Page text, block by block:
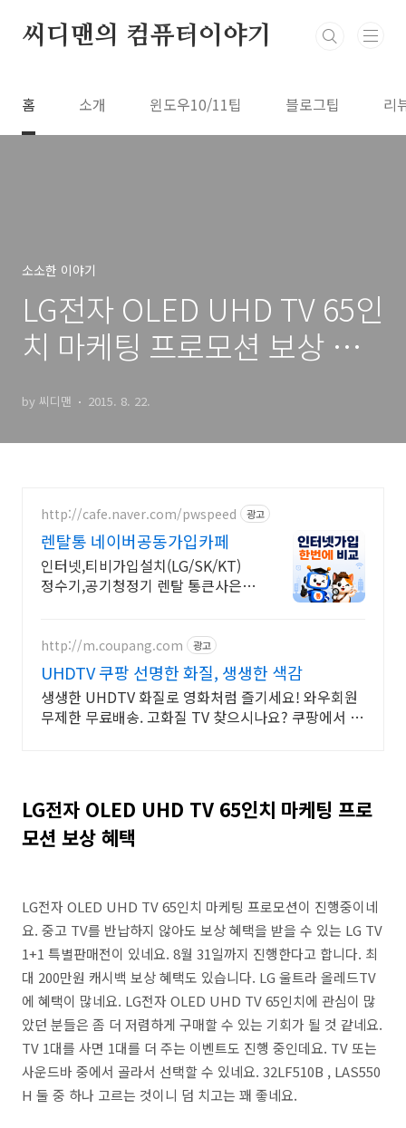
씨디맨의 컴퓨터이야기
홈 소개 윈도우10/11팁 블로그팁 리
소소한 이야기
LG전자 OLED UHD TV 65인
치 마케팅 프로모션 보상 혜
by 씨디맨 2015. 8. 22.
http://cafe.naver.com/pwspeed 광고
렌탈통 네이버공동가입카페
인터넷,티비가입설치(LG/SK/KT)
정수기,공기청정기 렌탈 통큰사은품
http://m.coupang.com 광고
UHDTV 쿠팡 선명한 화질, 생생한 색감
생생한 UHDTV 화질로 영화처럼 즐기세요! 와우회원
무제한 무료배송. 고화질 TV 찾으시나요? 쿠팡에서 탁
LG전자 OLED UHD TV 65인치 마케팅 프로
모션 보상 혜택
LG전자 OLED UHD TV 65인치 마케팅 프로모션이 진행중이네
요. 중고 TV를 반납하지 않아도 보상 혜택을 받을 수 있는 LG TV
1+1 특별판매전이 있네요. 8월 31일까지 진행한다고 합니다. 최
대 200만원 캐시백 보상 혜택도 있습니다. LG 울트라 올레드TV
에 혜택이 많네요. LG전자 OLED UHD TV 65인치에 관심이 많
았던 분들은 좀 더 저렴하게 구매할 수 있는 기회가 될 것 같네요.
TV 1대를 사면 1대를 더 주는 이벤트도 진행 중인데요. TV 또는
사운드바 중에서 골라서 선택할 수 있네요. 32LF510B , LAS550
H 둘 중 하나 고르는 것이니 덤 치고는 꽤 좋네요.